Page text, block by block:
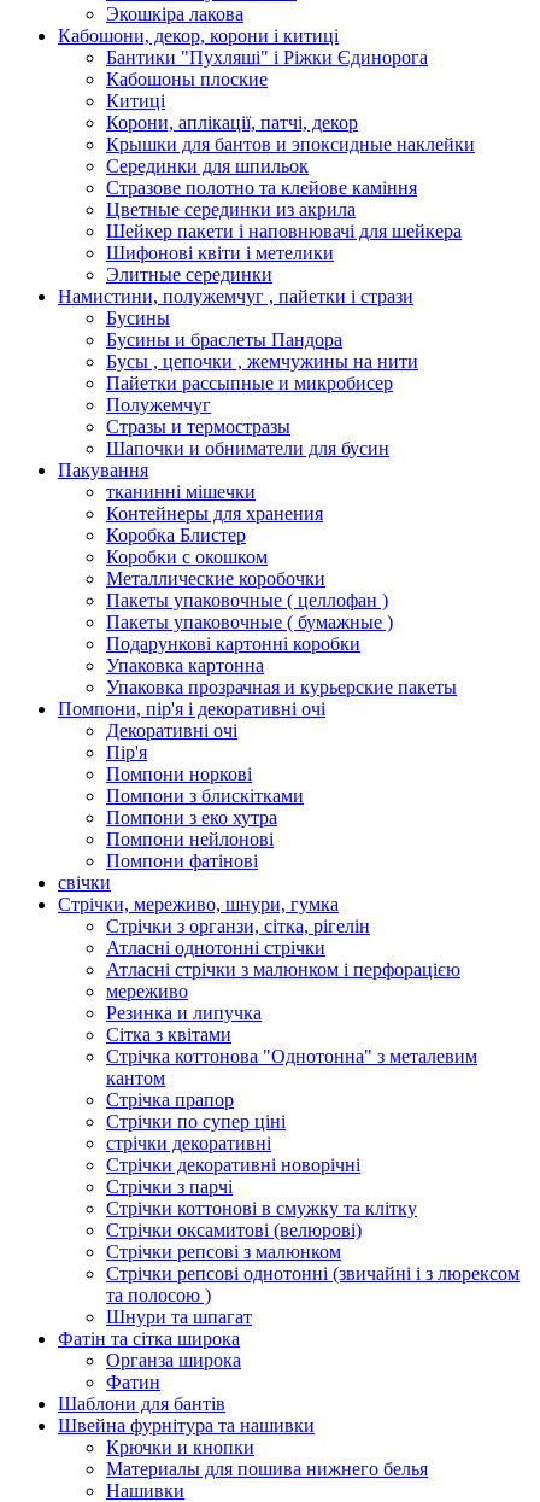
Экошкiра лакова
Кабошони, декор, корони і китиці
Бантики "Пухляші" і Ріжки Єдинорога
Кабошоны плоские
Китиці
Корони, аплікації, патчі, декор
Крышки для бантов и эпоксидные наклейки
Серединки для шпильок
Стразове полотно та клейове каміння
Цветные серединки из акрила
Шейкер пакети і наповнювачі для шейкера
Шифонові квіти і метелики
Элитные серединки
Намистини, полужемчуг , пайетки і стрази
Бусины
Бусины и браслеты Пандора
Бусы , цепочки , жемчужины на нити
Пайетки рассыпные и микробисер
Полужемчуг
Стразы и термостразы
Шапочки и обниматели для бусин
Пакування
тканинні мішечки
Контейнеры для хранения
Коробка Блистер
Коробки с окошком
Металлические коробочки
Пакеты упаковочные ( целлофан )
Пакеты упаковочные ( бумажные )
Подарункові картонні коробки
Упаковка картонна
Упаковка прозрачная и курьерские пакеты
Помпони, пір'я і декоративні очі
Декоративні очі
Пір'я
Помпони норкові
Помпони з блискітками
Помпони з еко хутра
Помпони нейлонові
Помпони фатінові
свічки
Стрічки, мереживо, шнури, гумка
Стрічки з органзи, сітка, рігелін
Атласні однотонні стрічки
Атласні стрічки з малюнком і перфорацією
мереживо
Резинка и липучка
Сітка з квітами
Стрічка коттонова "Однотонна" з металевим
кантом
Стрічка прапор
Стрічки по супер ціні
стрічки декоративні
Стрічки декоративні новорічні
Стрічки з парчі
Стрічки коттонові в смужку та клітку
Стрічки оксамитові (велюрові)
Стрічки репсові з малюнком
Стрічки репсові однотонні (звичайні і з люрексом
та полосою )
Шнури та шпагат
Фатін та сітка широка
Органза широка
Фатин
Шаблони для бантів
Швейна фурнітура та нашивки
Крючки и кнопки
Материалы для пошива нижнего белья
Нашивки